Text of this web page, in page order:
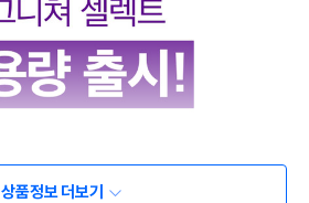
상품정보 더보기